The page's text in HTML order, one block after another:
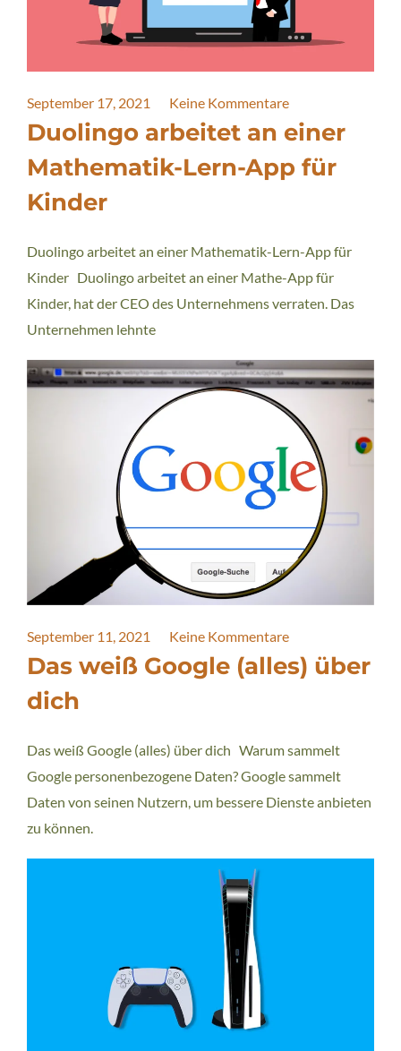
September 17, 2021 Keine Kommentare
Duolingo arbeitet an einer
Mathematik-Lern-App für
Kinder
Duolingo arbeitet an einer Mathematik-Lern-App für
Kinder Duolingo arbeitet an einer Mathe-App für
Kinder, hat der CEO des Unternehmens verraten. Das
Unternehmen lehnte
September 11, 2021 Keine Kommentare
Das weiß Google (alles) über
dich
Das weiß Google (alles) über dich Warum sammelt
Google personenbezogene Daten? Google sammelt
Daten von seinen Nutzern, um bessere Dienste anbieten
zu können.